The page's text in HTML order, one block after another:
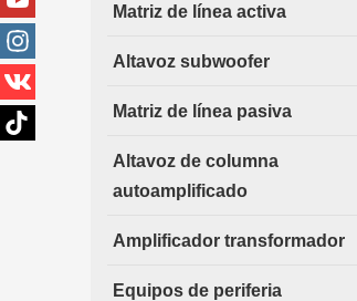
Matriz de línea activa
Altavoz subwoofer
Matriz de línea pasiva
Altavoz de columna
autoamplificado
Amplificador transformador
Equipos de periferia